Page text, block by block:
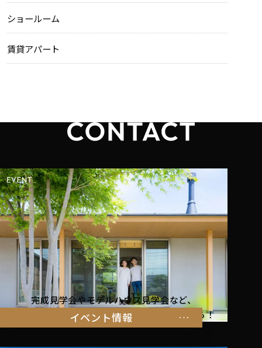
ショールーム
賃貸アパート
イベント情報
完成見学会やモデルハウス見学会など、
暮らしを体感できるイベント情報はこちらから！